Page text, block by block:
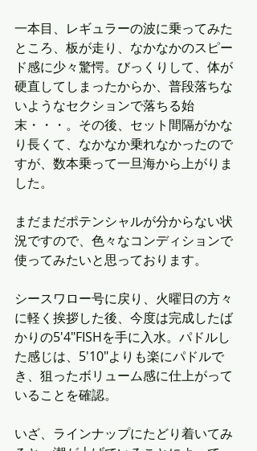
一本目、レギュラーの波に乗ってみた
ところ、板が走り、なかなかのスピー
ド感に少々驚愕。びっくりして、体が
硬直してしまったからか、普段落ちな
いようなセクションで落ちる始
末・・・。その後、セット間隔がかな
り長くて、なかなか乗れなかったので
すが、数本乗って一旦海から上がりま
した。
まだまだポテンシャルが分からない状
況ですので、色々なコンディションで
使ってみたいと思っております。
シースワロー号に戻り、火曜日の方々
に軽く挨拶した後、今度は完成したば
かりの5'4"FISHを手に入水。パドルし
た感じは、5'10"よりも楽にパドルで
き、狙ったボリューム感に仕上がって
いることを確認。
いざ、ラインナップにたどり着いてみ